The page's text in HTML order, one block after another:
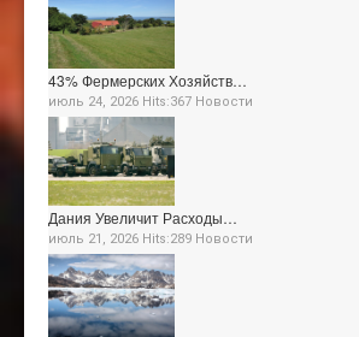
43% Фермерских Хозяйств…
июль 24, 2026 Hits:367 Новости
Дания Увеличит Расходы…
июль 21, 2026 Hits:289 Новости